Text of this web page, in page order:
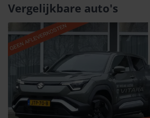
Vergelijkbare auto's